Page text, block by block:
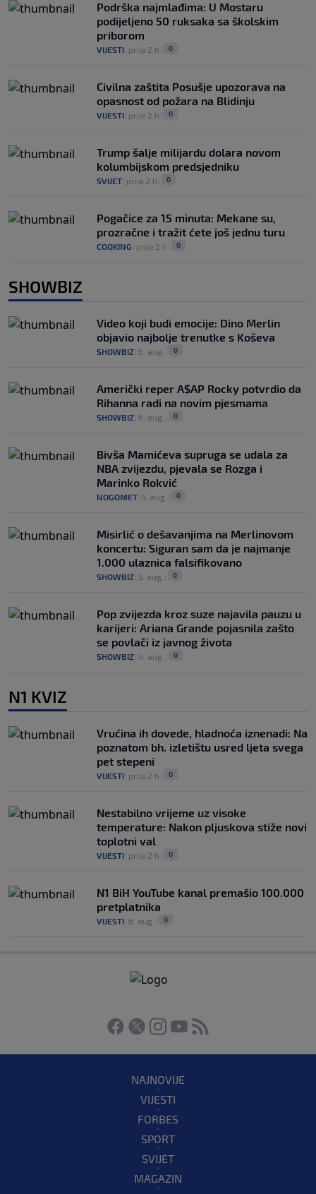
Podrška najmlađima: U Mostaru
podijeljeno 50 ruksaka sa školskim
priborom
VIJESTI prije 2 h 0
Civilna zaštita Posušje upozorava na
opasnost od požara na Blidinju
VIJESTI prije 2 h 0
Trump šalje milijardu dolara novom
kolumbijskom predsjedniku
SVIJET prije 2 h 0
Pogačice za 15 minuta: Mekane su,
prozračne i tražit ćete još jednu turu
COOKING prije 2 h 0
SHOWBIZ
Video koji budi emocije: Dino Merlin
objavio najbolje trenutke s Koševa
SHOWBIZ 6. aug. 0
Američki reper A$AP Rocky potvrdio da
Rihanna radi na novim pjesmama
SHOWBIZ 6. aug. 0
Bivša Mamićeva supruga se udala za
NBA zvijezdu, pjevala se Rozga i
Marinko Rokvić
NOGOMET 5. aug. 0
Misirlić o dešavanjima na Merlinovom
koncertu: Siguran sam da je najmanje
1.000 ulaznica falsifikovano
SHOWBIZ 5. aug. 0
Pop zvijezda kroz suze najavila pauzu u
karijeri: Ariana Grande pojasnila zašto
se povlači iz javnog života
SHOWBIZ 4. aug. 0
N1 KVIZ
Vrućina ih dovede, hladnoća iznenadi: Na
poznatom bh. izletištu usred ljeta svega
pet stepeni
VIJESTI prije 2 h 0
Nestabilno vrijeme uz visoke
temperature: Nakon pljuskova stiže novi
toplotni val
VIJESTI prije 2 h 0
N1 BiH YouTube kanal premašio 100.000
pretplatnika
VIJESTI 6. aug. 0
NAJNOVIJE
VIJESTI
FORBES
SPORT
SVIJET
MAGAZIN